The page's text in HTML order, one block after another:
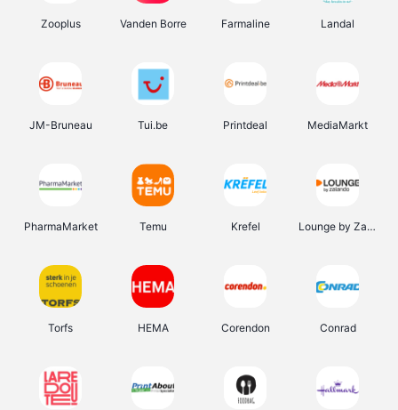
Zooplus Vanden Borre Farmaline Landal
JM-Bruneau Tui.be Printdeal MediaMarkt
PharmaMarket Temu Krefel Lounge by Zalando
Torfs HEMA Corendon Conrad